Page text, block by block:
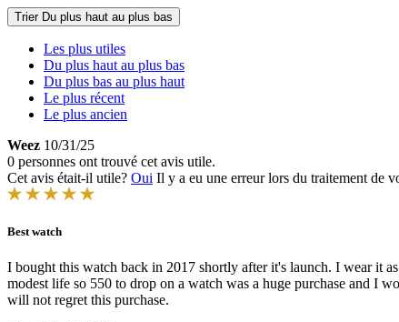
Trier Du plus haut au plus bas
Les plus utiles
Du plus haut au plus bas
Du plus bas au plus haut
Le plus récent
Le plus ancien
Weez 10/31/25
0 personnes ont trouvé cet avis utile.
Cet avis était-il utile? Oui Il y a eu une erreur lors du traitement de
Best watch
I bought this watch back in 2017 shortly after it's launch. I wear it
modest life so 550 to drop on a watch was a huge purchase and I
will not regret this purchase.